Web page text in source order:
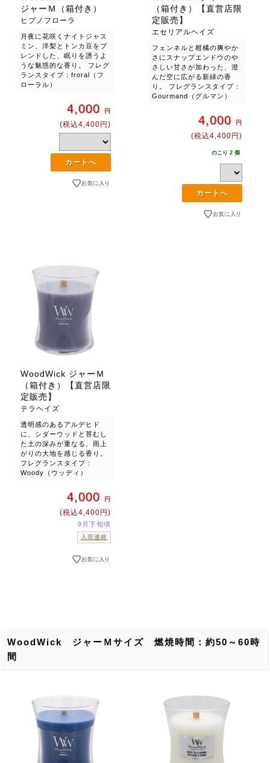
ジャーＭ（箱付き）
ヒプノフローラ
月夜に花咲くナイトジャス
ミン、洋梨とトンカ豆をブ
レンドした、眠りを誘うよ
うな魅惑的な香り。 フレグ
ランスタイプ：froral（フ
ローラル）
4,000 円
(税込4,400円)
（箱付き）【直営店限
定販売】
エセリアルヘイズ
フェンネルと柑橘の爽やか
さにスナップエンドウのや
さしい甘さが加わった、澄
んだ空に広がる新緑の香
り。 フレグランスタイプ：
Gourmand（グルマン）
4,000 円
(税込4,400円)
のこり 2 個
WoodWick ジャーＭ
（箱付き）【直営店限
定販売】
テラヘイズ
透明感のあるアルデヒド
に、シダーウッドと苔むし
た土の深みが重なる、雨上
がりの大地を感じる香り。
フレグランスタイプ：
Woody（ウッディ）
4,000 円
(税込4,400円)
9月下旬頃
入荷連絡
WoodWick ジャーＭサイズ 燃焼時間：約50～60時
間